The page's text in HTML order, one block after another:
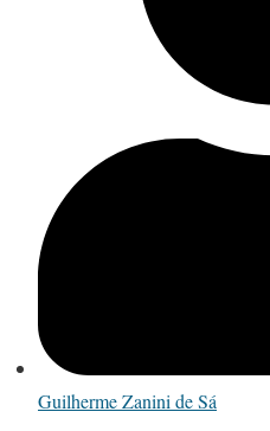
Guilherme Zanini de Sá